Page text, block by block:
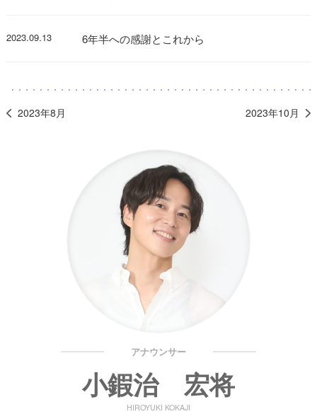
2023.09.13 6年半への感謝とこれから
2023年8月 2023年10月
アナウンサー
小鍜治 宏将
HIROYUKI KOKAJI